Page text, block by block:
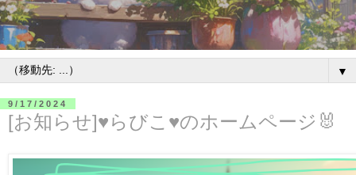
▼
9/17/2024
[お知らせ]♥らびこ♥のホームページ🐰